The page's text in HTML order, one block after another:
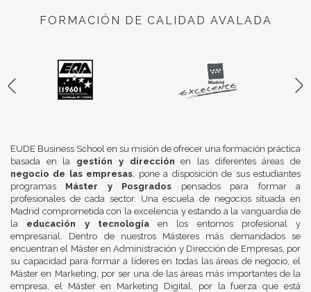
FORMACIÓN DE CALIDAD AVALADA
EUDE Business School en su misión de ofrecer una formación práctica
basada en la gestión y dirección en las diferentes áreas de
negocio de las empresas, pone a disposición de sus estudiantes
programas Máster y Posgrados pensados para formar a
profesionales de cada sector. Una escuela de negocios situada en
Madrid comprometida con la excelencia y estando a la vanguardia de
la educación y tecnologíaen los entornos profesional y
empresarial. Dentro de nuestros Másteres más demandados se
encuentran el Máster en Administración y Dirección de Empresas, por
su capacidad para formar a líderes en todas las áreas de negocio, el
Máster en Marketing, por ser una de las áreas más importantes de la
empresa, el Máster en Marketing Digital, por la fuerza que está